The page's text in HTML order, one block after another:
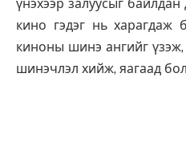
үнэхээр залуусыг
кино гэдэг нь харагдаж
киноны шинэ ангийг
шинэчлэл хийж, яагаад